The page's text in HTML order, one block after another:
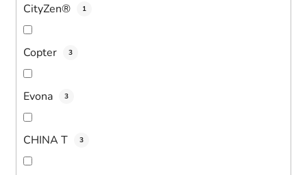
CityZen® 1
Copter 3
Evona 3
CHINA T 3